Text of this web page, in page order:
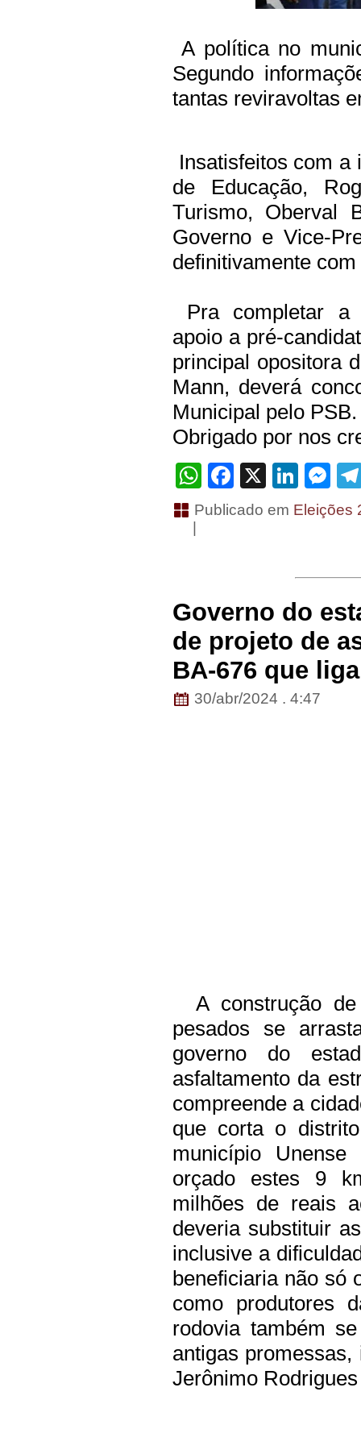
A política no
Segundo
tantas reviravoltas
Insatisfeitos com a
de Educação,
Turismo, Oberval
Governo e Vice-
definitivamente
Pra completar a
apoio a pré-
principal opositora
Mann, deverá
Municipal pelo PSB.
Obrigado por nos
WhatsApp
Facebook
X
Publicado em Eleições
Governo do
de projeto de
BA-676 que
30/abr/2024 . 4:47
A construção
pesados se
governo do
asfaltamento da
compreende a
que corta o
município
orçado estes 9
milhões de reais
deveria substituir
inclusive a
beneficiaria não só
como produtores
rodovia também
antigas
Jerônimo